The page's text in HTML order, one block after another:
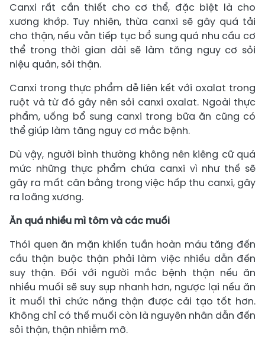
Canxi rất cần thiết cho cơ thể, đặc biệt là cho
xương khớp. Tuy nhiên, thừa canxi sẽ gây quá tải
cho thận, nếu vẫn tiếp tục bổ sung quá nhu cầu cơ
thể trong thời gian dài sẽ làm tăng nguy cơ sỏi
niệu quản, sỏi thận.
Canxi trong thực phẩm dễ liên kết với oxalat trong
ruột và từ đó gây nên sỏi canxi oxalat. Ngoài thực
phẩm, uống bổ sung canxi trong bữa ăn cũng có
thể giúp làm tăng nguy cơ mắc bệnh.
Dù vậy, người bình thường không nên kiêng cữ quá
mức những thực phẩm chứa canxi vì như thế sẽ
gây ra mất cân bằng trong việc hấp thu canxi, gây
ra loãng xương.
Ăn quá nhiều mì tôm và các muối
Thói quen ăn mặn khiến tuần hoàn máu tăng đến
cầu thận buộc thận phải làm việc nhiều dẫn đến
suy thận. Đối với người mắc bệnh thận nếu ăn
nhiều muối sẽ suy sụp nhanh hơn, ngược lại nếu ăn
ít muối thì chức năng thận được cải tạo tốt hơn.
Không chỉ có thế muối còn là nguyên nhân dẫn đến
sỏi thận, thận nhiễm mỡ.